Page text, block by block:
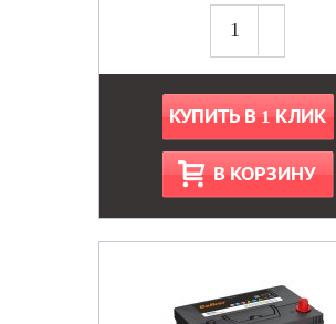
КУПИТЬ В 1 КЛИК
В КОРЗИНУ